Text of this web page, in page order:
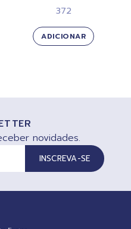
372
ADICIONAR
novidades.
INSCREVA-SE